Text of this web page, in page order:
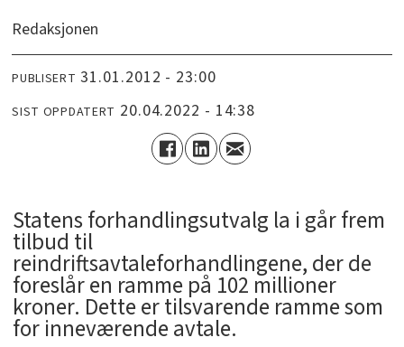
Redaksjonen
PUBLISERT 31.01.2012 - 23:00
SIST OPPDATERT 20.04.2022 - 14:38
Statens forhandlingsutvalg la i går frem
tilbud til
reindriftsavtaleforhandlingene, der de
foreslår en ramme på 102 millioner
kroner. Dette er tilsvarende ramme som
for inneværende avtale.